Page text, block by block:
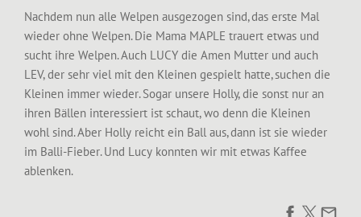
Nachdem nun alle Welpen ausgezogen sind, das erste Mal
wieder ohne Welpen. Die Mama MAPLE trauert etwas und
sucht ihre Welpen. Auch LUCY die Amen Mutter und auch
LEV, der sehr viel mit den Kleinen gespielt hatte, suchen die
Kleinen immer wieder. Sogar unsere Holly, die sonst nur an
ihren Bällen interessiert ist schaut, wo denn die Kleinen
wohl sind. Aber Holly reicht ein Ball aus, dann ist sie wieder
im Balli-Fieber. Und Lucy konnten wir mit etwas Kaffee
ablenken.